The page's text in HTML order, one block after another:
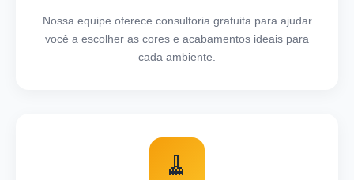
Nossa equipe oferece consultoria gratuita para ajudar
você a escolher as cores e acabamentos ideais para
cada ambiente.
🧹